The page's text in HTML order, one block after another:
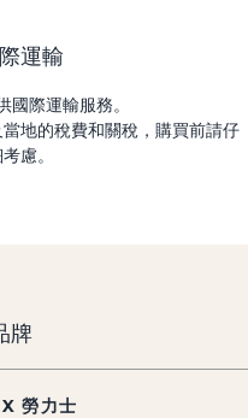
運輸
國際運輸服務。
地的稅費和關稅，購買前請仔
慮。
牌
勞力士